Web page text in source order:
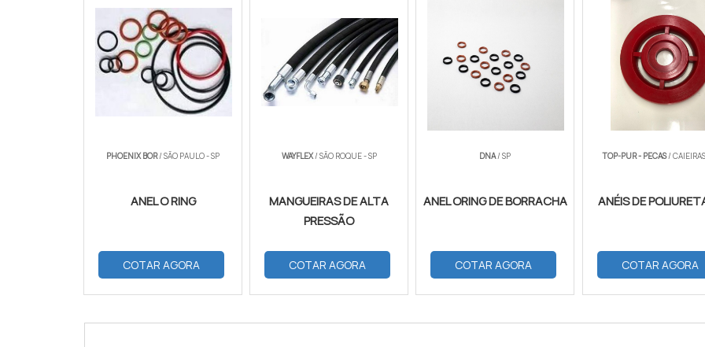
PHOENIX BOR/ SÃO PAULO - SP
ANEL O RING
COTAR AGORA
WAYFLEX/ SÃO ROQUE - SP
MANGUEIRAS DE ALTA
PRESSÃO
COTAR AGORA
DNA/ SP
ANEL ORING DE BORRACHA
COTAR AGORA
TOP-PUR - PECAS/
ANÉIS DE
COTAR AGORA